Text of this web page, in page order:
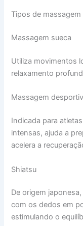
Tipos de
Massagem sueca
Utiliza movimentos
relaxamento
Massagem
Indicada para
intensas, ajuda a
acelera a
Shiatsu
De origem
com os dedos em
estimulando o